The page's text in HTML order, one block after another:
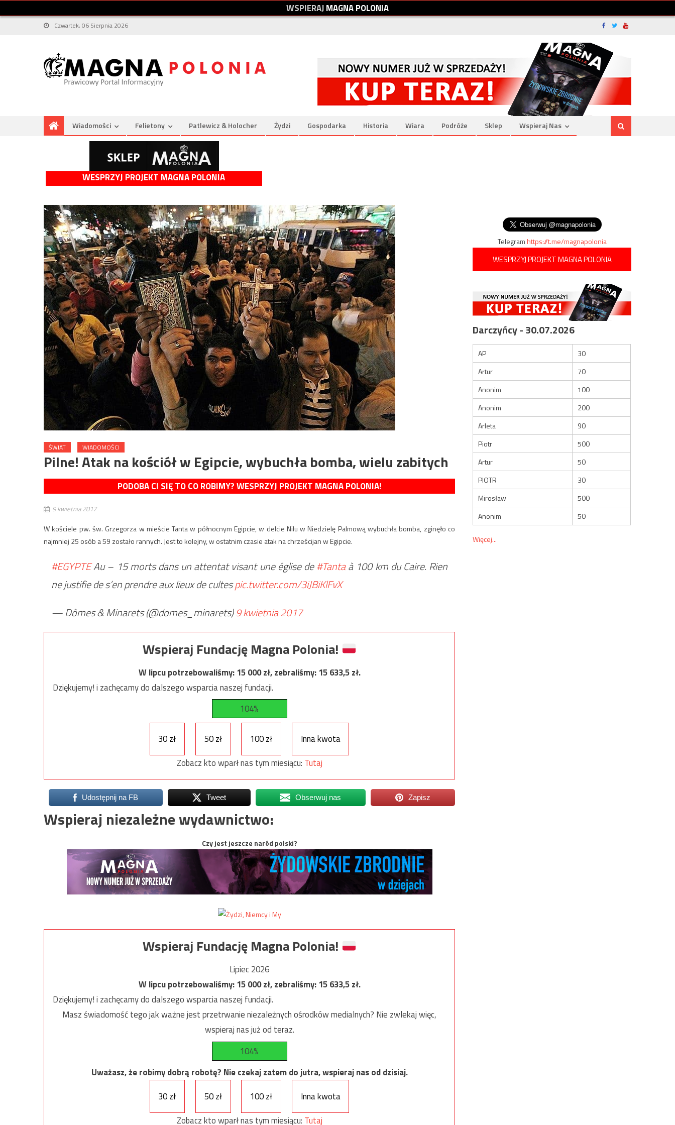
WSPIERAJMAGNAPOLONIA
Czwartek, 06 Sierpnia 2026
Wiadomości Felietony Patlewicz & Holocher Żydzi Gospodarka Historia Wiara Podróże Sklep Wspieraj Nas
WESPRZYJ PROJEKT MAGNA POLONIA
ŚWIAT WIADOMOŚCI
Pilne! Atak na kościół w Egipcie, wybuchła bomba, wielu zabitych
PODOBA CI SIĘ TO CO ROBIMY? WESPRZYJ PROJEKT MAGNA POLONIA!
9 kwietnia 2017
W kościele pw. św. Grzegorza w mieście Tanta w północnym Egipcie, w delcie Nilu w Niedzielę Palmową wybuchła bomba, zginęło co
najmniej 25 osób a 59 zostało rannych. Jest to kolejny, w ostatnim czasie atak na chrześcijan w Egipcie.
#EGYPTEAu – 15 morts dans un attentat visant une église de#Tantaà 100 km du Caire. Rien
ne justifie de s’en prendre aux lieux de cultespic.twitter.com/3iJBiKlFvX
— Dômes & Minarets (@domes_minarets)9 kwietnia 2017
Wspieraj Fundację Magna Polonia!
W lipcu potrzebowaliśmy:15 000zł, zebraliśmy:15 633,5zł.
Dziękujemy! i zachęcamy do dalszego wsparcia naszej fundacji.
104%
30 zł 50 zł 100 zł
Inna kwota
Zobacz kto wparł nas tym miesiącu: Tutaj
Udostępnij na FB Tweet Obserwuj nas Zapisz
Wspieraj niezależne wydawnictwo:
Czy jest jeszcze naród polski?
Wspieraj Fundację Magna Polonia!
Lipiec 2026
W lipcu potrzebowaliśmy:15 000zł, zebraliśmy:15 633,5zł.
Dziękujemy! i zachęcamy do dalszego wsparcia naszej fundacji.
Masz świadomość tego jak ważne jest przetrwanie niezależnych ośrodków medialnych? Nie zwlekaj więc,
wspieraj nas już od teraz.
104%
Uważasz, że robimy dobrą robotę? Nie czekaj zatem do jutra, wspieraj nas od dzisiaj.
30 zł
50 zł 100 zł
Inna kwota
Zobacz kto wparł nas tym miesiącu: Tutaj
Telegramhttps://t.me/magnapolonia
WESPRZYJ PROJEKT MAGNA POLONIA
Darczyńcy - 30.07.2026
AP
30
Artur
70
Anonim
100
Anonim
200
Arleta
90
Piotr
500
Artur
50
PIOTR
30
Mirosław
500
Anonim
50
Więcej...